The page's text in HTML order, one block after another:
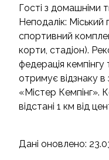
Гості з домашніми
Неподалік:
спортивний
корти, стадіон).
федерація
отримує відзнаку в
«Містер Кемпінг».
відстані 1 км від
Дані оновлено: